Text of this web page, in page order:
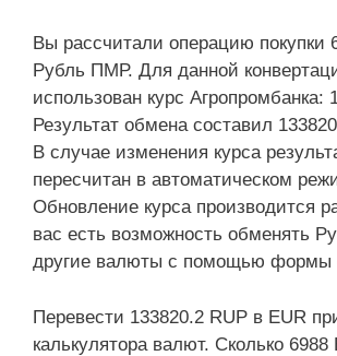
Вы рассчитали операцию покупки
Рубль ПМР. Для данной
использован курс Агропромбанка:
Результат обмена составил
В случае изменения курса
пересчитан в автоматическом
Обновление курса производится
вас есть возможность обменять
другие валюты с помощью формы
Перевести 133820.2 RUP в EUR
калькулятора валют. Сколько